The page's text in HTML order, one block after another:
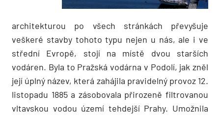
architekturou po všech stránkách převyšuje
veškeré stavby tohoto typu nejen u nás, ale i ve
střední Evropě, stojí na místě dvou starších
vodáren. Byla to Pražská vodárna v Podolí, jak zněl
její úplný název, která zahájila pravidelný provoz 12.
listopadu 1885 a zásobovala přirozeně filtrovanou
vltavskou vodou území tehdejší Prahy. Umožnila